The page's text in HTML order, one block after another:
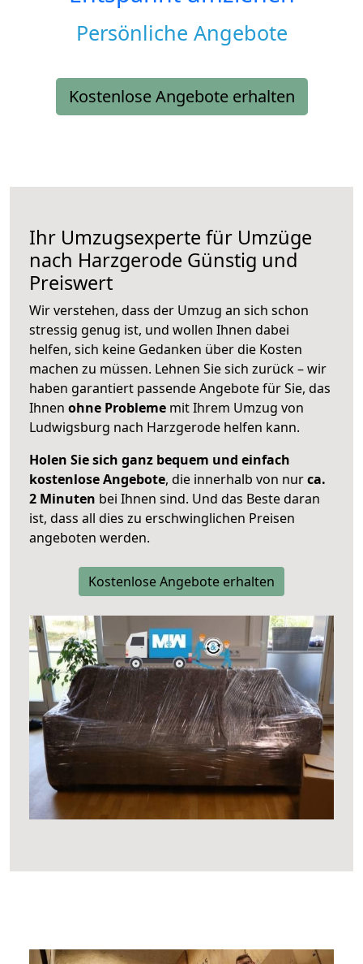
Persönliche Angebote
Kostenlose Angebote erhalten
Ihr Umzugsexperte für Umzüge
nach Harzgerode Günstig und
Preiswert
Wir verstehen, dass der Umzug an sich schon
stressig genug ist, und wollen Ihnen dabei
helfen, sich keine Gedanken über die Kosten
machen zu müssen. Lehnen Sie sich zurück – wir
haben garantiert passende Angebote für Sie, das
Ihnen ohne Probleme mit Ihrem Umzug von
Ludwigsburg nach Harzgerode helfen kann.
Holen Sie sich ganz bequem und einfach
kostenlose Angebote, die innerhalb von nurca.
2 Minuten bei Ihnen sind. Und das Beste daran
ist, dass all dies zu erschwinglichen Preisen
angeboten werden.
Kostenlose Angebote erhalten